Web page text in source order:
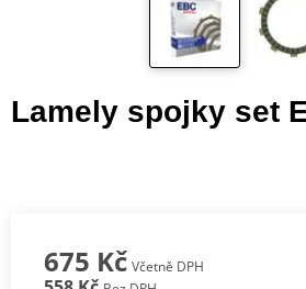
Lamely spojky set
675 Kč Včetně DPH